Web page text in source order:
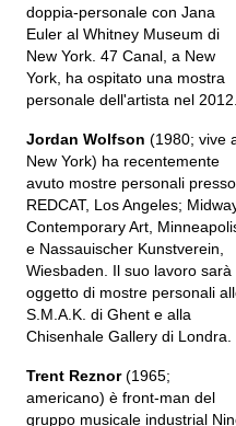
doppia-personale con Jana
Euler al Whitney Museum di
New York. 47 Canal, a New
York, ha ospitato una mostra
personale dell'artista nel 2012.
Jordan Wolfson (1980; vive
New York) ha recentemente
avuto mostre personali presso
REDCAT, Los Angeles;
Contemporary Art,
e Nassauischer Kunstverein,
Wiesbaden. Il suo lavoro sarà
oggetto di mostre personali
S.M.A.K. di Ghent e alla
Chisenhale Gallery di Londra.
Trent Reznor(1965;
americano) è front-man del
gruppo musicale industrial